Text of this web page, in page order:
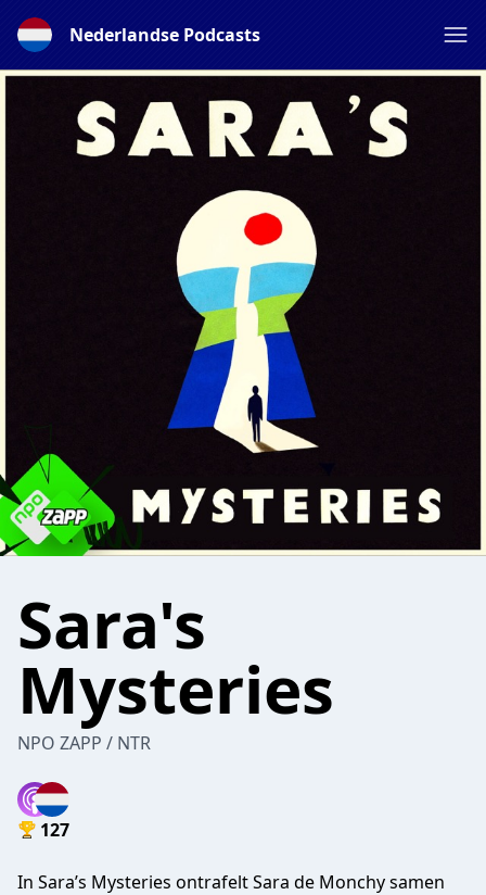
Nederlandse Podcasts
Sara's
Mysteries
NPO ZAPP / NTR
127
In Sara’s Mysteries ontrafelt Sara de Monchy samen